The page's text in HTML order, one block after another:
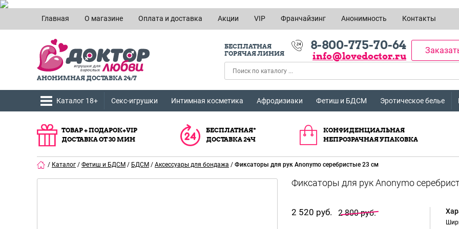
Главная О магазине Оплата и доставка Акции VIP Франчайзинг Анонимность Контакты
АНОНИМНАЯ ДОСТАВКА 24/7
БЕСПЛАТНАЯ
ГОРЯЧАЯ ЛИНИЯ
8-800-775-70-64
info@lovedoctor.ru
Каталог 18+ Секс-игрушки Интимная косметика Афродизиаки Фетиш и БДСМ Эротическое белье
ТОВАР + ПОДАРОК+VIP
ДОСТАВКА ОТ 30 МИН
БЕСПЛАТНАЯ*
ДОСТАВКА 24Ч
КОНФИДЕНЦИАЛЬНАЯ
НЕПРОЗРАЧНАЯ УПАКОВКА
/ Каталог / Фетиш и БДСМ / БДСМ / Аксессуары для бондажа / Фиксаторы для рук Anonymo серебристые 23 см
2 520 руб. 2 800 руб.